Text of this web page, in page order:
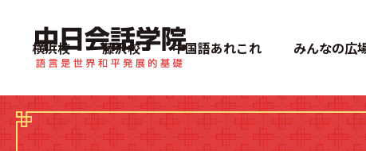
中日会話学院
横浜校 藤沢校 中国語あれこれ みんなの広